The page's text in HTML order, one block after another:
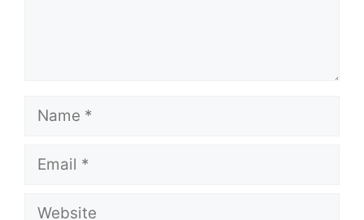
Name
Email
Website